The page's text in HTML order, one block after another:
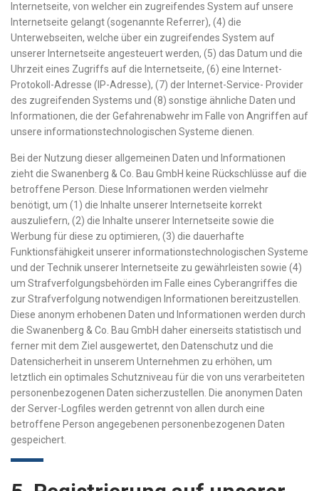
Internetseite, von welcher ein zugreifendes System auf unsere
Internetseite gelangt (sogenannte Referrer), (4) die
Unterwebseiten, welche über ein zugreifendes System auf
unserer Internetseite angesteuert werden, (5) das Datum und die
Uhrzeit eines Zugriffs auf die Internetseite, (6) eine Internet-
Protokoll-Adresse (IP-Adresse), (7) der Internet-Service- Provider
des zugreifenden Systems und (8) sonstige ähnliche Daten und
Informationen, die der Gefahrenabwehr im Falle von Angriffen auf
unsere informationstechnologischen Systeme dienen.
Bei der Nutzung dieser allgemeinen Daten und Informationen
zieht die Swanenberg & Co. Bau GmbH keine Rückschlüsse auf die
betroffene Person. Diese Informationen werden vielmehr
benötigt, um (1) die Inhalte unserer Internetseite korrekt
auszuliefern, (2) die Inhalte unserer Internetseite sowie die
Werbung für diese zu optimieren, (3) die dauerhafte
Funktionsfähigkeit unserer informationstechnologischen Systeme
und der Technik unserer Internetseite zu gewährleisten sowie (4)
um Strafverfolgungsbehörden im Falle eines Cyberangriffes die
zur Strafverfolgung notwendigen Informationen bereitzustellen.
Diese anonym erhobenen Daten und Informationen werden durch
die Swanenberg & Co. Bau GmbH daher einerseits statistisch und
ferner mit dem Ziel ausgewertet, den Datenschutz und die
Datensicherheit in unserem Unternehmen zu erhöhen, um
letztlich ein optimales Schutzniveau für die von uns verarbeiteten
personenbezogenen Daten sicherzustellen. Die anonymen Daten
der Server-Logfiles werden getrennt von allen durch eine
betroffene Person angegebenen personenbezogenen Daten
gespeichert.